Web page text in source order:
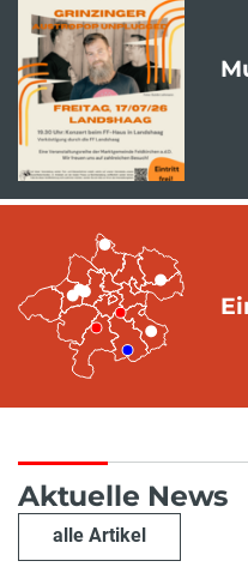
Aktuelle News
alle Artikel